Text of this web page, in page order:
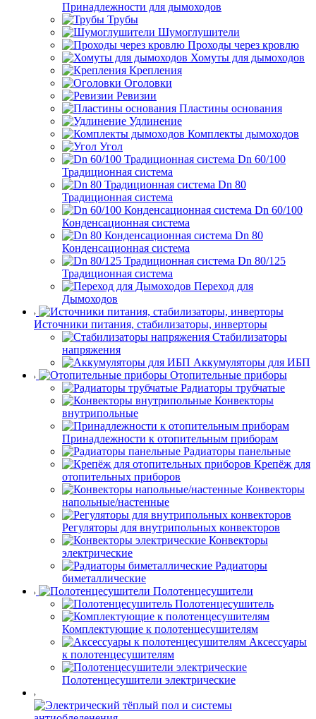
Принадлежности для дымоходов
Трубы
Шумоглушители
Проходы через кровлю
Хомуты для дымоходов
Крепления
Оголовки
Ревизии
Пластины основания
Удлинение
Комплекты дымоходов
Угол
Dn 60/100
Традиционная система
Dn 80
Традиционная система
Dn 60/100
Конденсационная система
Dn 80
Конденсационная система
Dn 80/125
Традиционная система
Переход для
Дымоходов
Источники питания, стабилизаторы, инверторы
Стабилизаторы
напряжения
Аккумуляторы для ИБП
Отопительные приборы
Радиаторы трубчатые
Конвекторы
внутрипольные
Принадлежности к отопительным приборам
Радиаторы панельные
Крепёж для
отопительных приборов
Конвекторы
напольные/настенные
Регуляторы для внутрипольных конвекторов
Конвекторы
электрические
Радиаторы
биметаллические
Полотенцесушители
Полотенцесушитель
Комплектующие к полотенцесушителям
Аксессуары
к полотенцесушителям
Полотенцесушители электрические